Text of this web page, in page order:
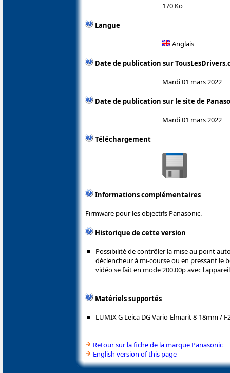
170 Ko
Langue
Anglais
Date de publication sur
Mardi 01 mars 2022
Date de publication sur le site de
Mardi 01 mars 2022
Téléchargement
Informations complémentaires
Firmware pour les objectifs Panasonic.
Historique de cette version
Possibilité de contrôler la mise au point
déclencheur à mi-course ou en pressant le
vidéo se fait en mode 200.00p avec
Matériels supportés
LUMIX G Leica DG Vario-Elmarit 8-18mm /
Retour sur la fiche de la marque Panasonic
English version of this page